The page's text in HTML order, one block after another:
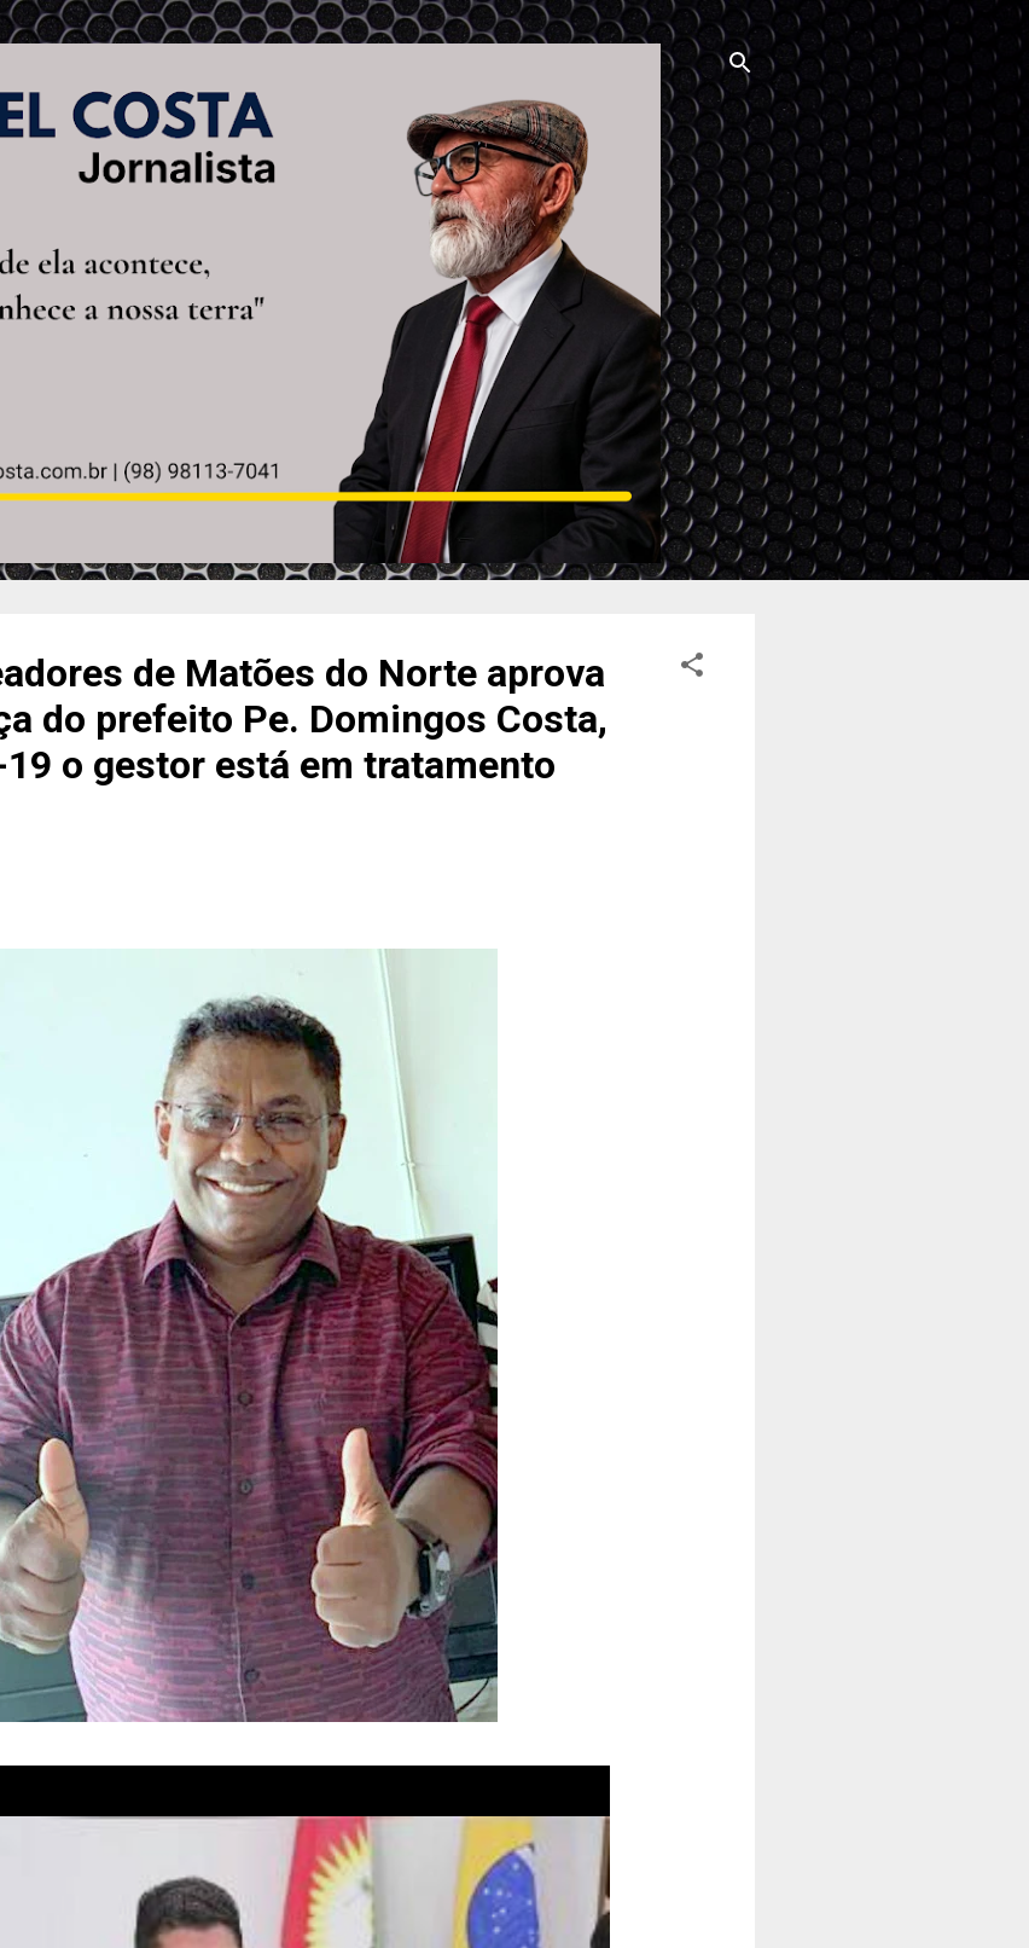
Pular para o conteúdo principal
de Matões do Norte aprova
do prefeito Pe. Domingos Costa,
o gestor está em tratamento